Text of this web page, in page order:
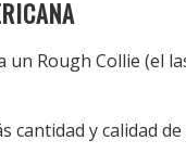
Rough Collie (el
cantidad y calidad de